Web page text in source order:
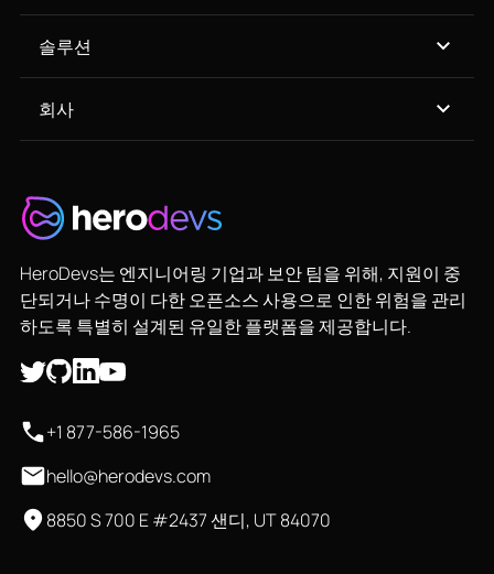
솔루션
회사
HeroDevs는 엔지니어링 기업과 보안 팀을 위해, 지원이 중
단되거나 수명이 다한 오픈소스 사용으로 인한 위험을 관리
하도록 특별히 설계된 유일한 플랫폼을 제공합니다.
+1 877-586-1965
hello@herodevs.com
8850 S 700 E #2437 샌디, UT 84070